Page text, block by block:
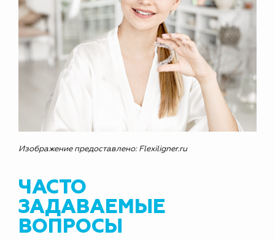
Изображение предоставлено: Flexiligner.ru
ЧАСТО
ЗАДАВАЕМЫЕ
ВОПРОСЫ